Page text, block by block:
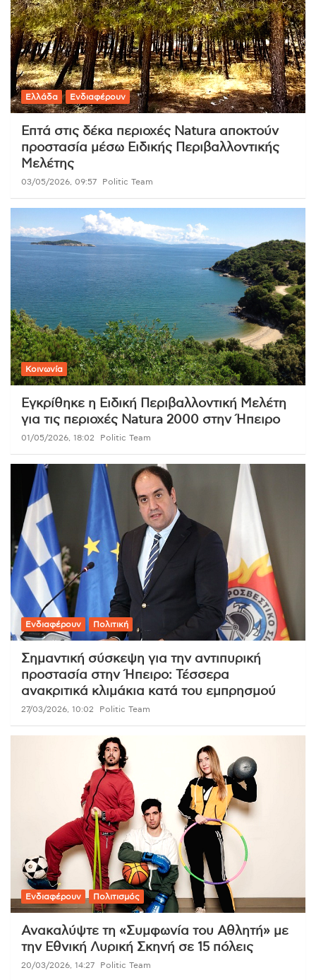
Ελλάδα Ενδιαφέρουν
Επτά στις δέκα περιοχές Natura αποκτούν
προστασία μέσω Ειδικής Περιβαλλοντικής
Μελέτης
03/05/2026, 09:57 Politic Team
Κοινωνία
Εγκρίθηκε η Ειδική Περιβαλλοντική Μελέτη
για τις περιοχές Natura 2000 στην Ήπειρο
01/05/2026, 18:02 Politic Team
Ενδιαφέρουν Πολιτική
Σημαντική σύσκεψη για την αντιπυρική
προστασία στην Ήπειρο: Τέσσερα
ανακριτικά κλιμάκια κατά του εμπρησμού
27/03/2026, 10:02 Politic Team
Ενδιαφέρουν Πολιτισμός
Ανακαλύψτε τη «Συμφωνία του Αθλητή» με
την Εθνική Λυρική Σκηνή σε 15 πόλεις
20/03/2026, 14:27 Politic Team